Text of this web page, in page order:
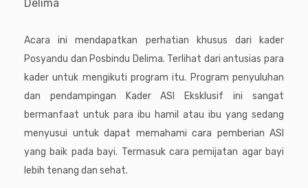
Delima
Acara ini mendapatkan perhatian khusus dari kader
Posyandu dan Posbindu Delima. Terlihat dari antusias para
kader untuk mengikuti program itu. Program penyuluhan
dan pendampingan Kader ASI Eksklusif ini sangat
bermanfaat untuk para ibu hamil atau ibu yang sedang
menyusui untuk dapat memahami cara pemberian ASI
yang baik pada bayi. Termasuk cara pemijatan agar bayi
lebih tenang dan sehat.